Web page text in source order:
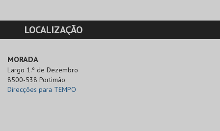
LOCALIZAÇÃO
MORADA
Largo 1.º de Dezembro
8500-538 Portimão
Direcções para TEMPO